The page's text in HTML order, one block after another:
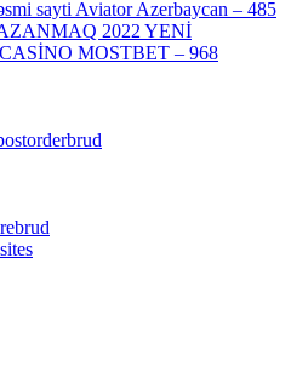
sayti Aviator Azerbaycan – 485
2022 YENİ
MOSTBET – 968